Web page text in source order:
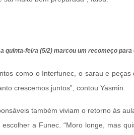
quinta-feira (5/2) marcou um recomeço
como o Interfunec, o sarau e
crescemos juntos”, contou Yasmin.
também viviam o retorno às
a Funec. “Moro longe, mas